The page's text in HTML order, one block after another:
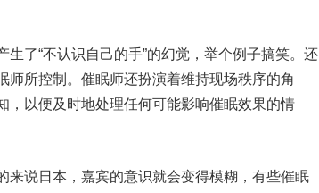
了“不认识自己的手”的幻觉，举个例子搞笑。还
所控制。催眠师还扮演着维持现场秩序的角
，以便及时地处理任何可能影响催眠效果的情
来说日本，嘉宾的意识就会变得模糊，有些催眠